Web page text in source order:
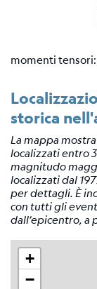
momenti
storica
La mappa
localizzati entro
magnitudo
localizzati dal
per dettagli. È
con tutti gli
dall’epicentro, a
+
−